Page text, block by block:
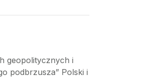
geopolitycznych i
podbrzusza” Polski i